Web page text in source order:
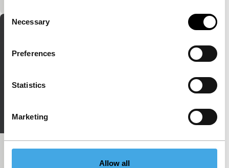
Selection
Necessary
Preferences
Statistics
Marketing
Allow all
Interlude